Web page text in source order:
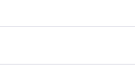
اختبار طبي: آمن لجميع أنواع